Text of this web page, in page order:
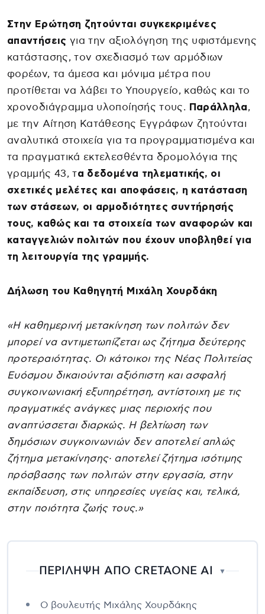
Στην Ερώτηση ζητούνται συγκεκριμένες
απαντήσεις για την αξιολόγηση της υφιστάμενης
κατάστασης, τον σχεδιασμό των αρμόδιων
φορέων, τα άμεσα και μόνιμα μέτρα που
προτίθεται να λάβει το Υπουργείο, καθώς και το
χρονοδιάγραμμα υλοποίησής τους. Παράλληλα,
με την Αίτηση Κατάθεσης Εγγράφων ζητούνται
αναλυτικά στοιχεία για τα προγραμματισμένα και
τα πραγματικά εκτελεσθέντα δρομολόγια της
γραμμής 43, τα δεδομένα τηλεματικής, οι
σχετικές μελέτες και αποφάσεις, η κατάσταση
των στάσεων, οι αρμοδιότητες συντήρησής
τους, καθώς και τα στοιχεία των αναφορών και
καταγγελιών πολιτών που έχουν υποβληθεί για
τη λειτουργία της γραμμής.
Δήλωση του Καθηγητή Μιχάλη Χουρδάκη
«Η καθημερινή μετακίνηση των πολιτών δεν
μπορεί να αντιμετωπίζεται ως ζήτημα δεύτερης
προτεραιότητας. Οι κάτοικοι της Νέας Πολιτείας
Ευόσμου δικαιούνται αξιόπιστη και ασφαλή
συγκοινωνιακή εξυπηρέτηση, αντίστοιχη με τις
πραγματικές ανάγκες μιας περιοχής που
αναπτύσσεται διαρκώς. Η βελτίωση των
δημόσιων συγκοινωνιών δεν αποτελεί απλώς
ζήτημα μετακίνησης· αποτελεί ζήτημα ισότιμης
πρόσβασης των πολιτών στην εργασία, στην
εκπαίδευση, στις υπηρεσίες υγείας και, τελικά,
στην ποιότητα ζωής τους.»
ΠΕΡΙΛΗΨΗ ΑΠΟ CRETAONE AI ▼
Ο βουλευτής Μιχάλης Χουρδάκης